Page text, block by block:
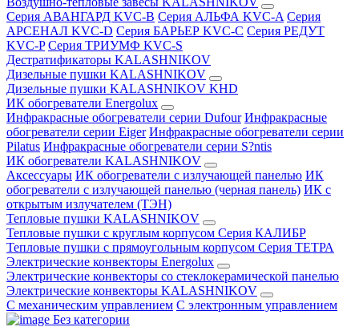
Серия АВАНГАРД KVC-B Серия АЛЬФА KVC-A Серия
АРСЕНАЛ KVC-D Серия БАРЬЕР KVC-C Серия РЕДУТ
KVC-P Серия ТРИУМФ KVC-S
Дестратификаторы KALASHNIKOV
Дизельные пушки KALASHNIKOV
Дизельные пушки KALASHNIKOV KHD
ИК обогреватели Energolux
Инфракрасные обогреватели серии Dufour Инфракрасные
обогреватели серии Eiger Инфракрасные обогреватели серии
Pilatus Инфракрасные обогреватели серии S?ntis
ИК обогреватели KALASHNIKOV
Аксессуары ИК обогреватели с излучающей панелью ИК
обогреватели с излучающей панелью (черная панель) ИК с
открытым излучателем (ТЭН)
Тепловые пушки KALASHNIKOV
Тепловые пушки с круглым корпусом Серия КАЛИБР
Тепловые пушки с прямоугольным корпусом Серия ТЕТРА
Электрические конвекторы Energolux
Электрические конвекторы со стеклокерамической панелью
Электрические конвекторы KALASHNIKOV
С механическим управлением С электронным управлением
Без категории